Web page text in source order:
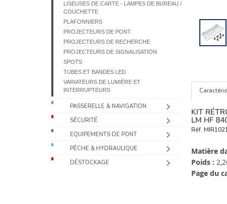
LISEUSES DE CARTE - LAMPES DE BUREAU /
COUCHETTE
PLAFONNIERS
PROJECTEURS DE PONT
PROJECTEURS DE RECHERCHE
PROJECTEURS DE SIGNALISATION
SPOTS
TUBES ET BANDES LED
VARIATEURS DE LUMIÈRE ET
INTERRUPTEURS
PASSERELLE & NAVIGATION
SÉCURITÉ
EQUIPEMENTS DE PONT
PÊCHE & HYDRAULIQUE
DÉSTOCKAGE
KIT
LM HF
Réf.
Matière
Poids :
Page du